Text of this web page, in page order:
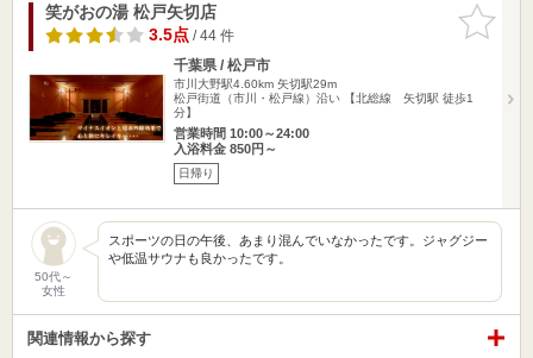
お気に入
りに追加
笑がおの湯 松戸矢切店
3.5点/ 44 件
千葉県 / 松戸市
市川大野駅4.60km 矢切駅29m
松戸街道（市川・松戸線）沿い 【北総線 矢切駅 徒歩1
分】
営業時間 10:00～24:00
入浴料金 850円～
日帰り
50代～
女性
スポーツの日の午後、あまり混んでいなかったです。ジャグジー
や低温サウナも良かったです。
関連情報から探す